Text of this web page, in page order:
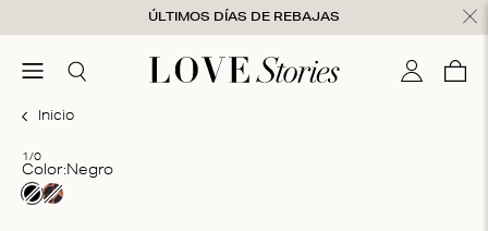
ÚLTIMOS DÍAS DE REBAJAS
menú
cerrado
Buscar Mi cuenta
0
Inicio
1/0
Color: negro